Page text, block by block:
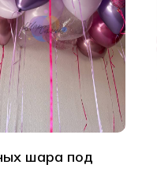
шара под